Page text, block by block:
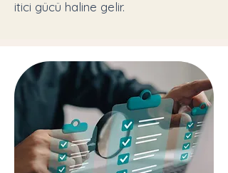
itici gücü haline gelir.